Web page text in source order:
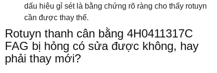
dấu hiệu gỉ sét là bằng chứng rõ ràng cho thấy rotuyn
cần được thay thế.
Rotuyn thanh cân bằng 4H0411317C
FAG bị hỏng có sửa được không, hay
phải thay mới?